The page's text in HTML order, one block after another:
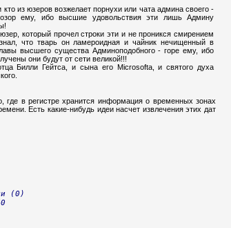
кто из юзеров возжелает порнухи или чата админа своего -
ему, ибо высшие удовольствия эти лишь Админу
который прочел строки эти и не проникся смирением
что тварь он ламероидная и чайник нечищенный в
высшего существа Админоподобного - горе ему, ибо
они будут от сети великой!!!
Билли Гейтса, и сына его Microsofta, и святого духа
где в регистре хранится информация о временных зонах
Есть какие-нибудь идеи насчет извлечения этих дат
(0)